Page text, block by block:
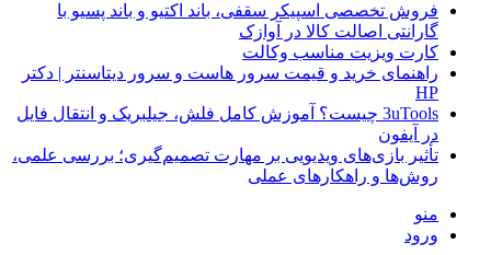
فروش تخصصی اسپیکر سقفی، باند اکتیو و باند پسیو با
گارانتی اصالت کالا در آوازک
کارت ویزیت مناسب وکالت
راهنمای خرید و قیمت سرور هاست و سرور دیتاسنتر | دکتر
HP
3uTools چیست؟ آموزش کامل فلش، جیلبریک و انتقال فایل
در آیفون
تأثیر بازی‌های ویدیویی بر مهارت تصمیم‌گیری؛ بررسی علمی،
روش‌ها و راهکارهای عملی
منو
ورود